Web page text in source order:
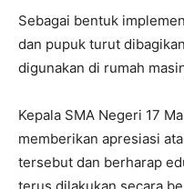
Sebagai bentuk
dan pupuk turut
digunakan di rumah
Kepala SMA Negeri 17
memberikan apresiasi
tersebut dan berharap
terus dilakukan secara